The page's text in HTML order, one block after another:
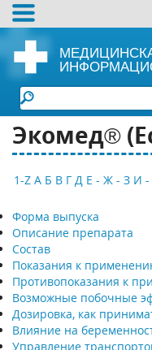
Экомед®
1-Z А Б В Г Д Е - Ж - З И
Форма выпуска
Описание препарата
Состав
Показания к
Противопоказания к
Возможные побочные
Дозировка, как
Влияние на
Управление